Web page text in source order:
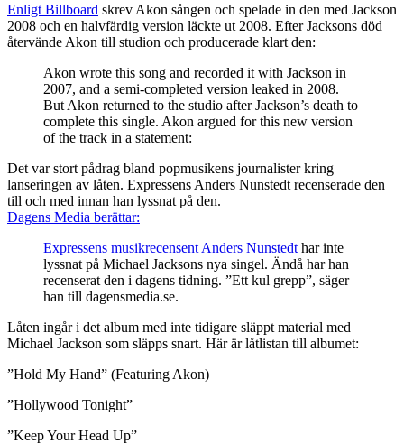
Enligt Billboard skrev Akon sången och spelade in den med Jackson
2008 och en halvfärdig version läckte ut 2008. Efter Jacksons död
återvände Akon till studion och producerade klart den:
Akon wrote this song and recorded it with Jackson in
2007, and a semi-completed version leaked in 2008.
But Akon returned to the studio after Jackson’s death to
complete this single. Akon argued for this new version
of the track in a statement:
Det var stort pådrag bland popmusikens journalister kring
lanseringen av låten. Expressens Anders Nunstedt recenserade den
till och med innan han lyssnat på den.
Dagens Media berättar:
Expressens musikrecensent Anders Nunstedt har inte
lyssnat på Michael Jacksons nya singel. Ändå har han
recenserat den i dagens tidning. ”Ett kul grepp”, säger
han till dagensmedia.se.
Låten ingår i det album med inte tidigare släppt material med
Michael Jackson som släpps snart. Här är låtlistan till albumet:
”Hold My Hand” (Featuring Akon)
”Hollywood Tonight”
”Keep Your Head Up”